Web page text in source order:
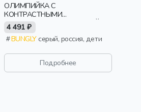
ОЛИМПИЙКА С
КОНТРАСТНЫМИ
ОКАНТОВКАМИ И УТЯЖКОЙ
"СЕРАЯ" ЖЕНСКАЯ
4 491 ₽
BUNGLYсерый, россия, дети
Подробнее